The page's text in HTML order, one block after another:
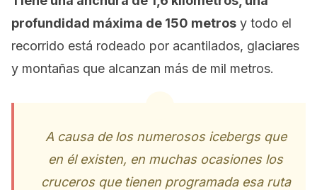
profundidad máxima de 150 metros y todo el
recorrido está rodeado por acantilados, glaciares
y montañas que alcanzan más de mil metros.
A causa de los numerosos icebergs que
en él existen, en muchas ocasiones los
cruceros que tienen programada esa ruta